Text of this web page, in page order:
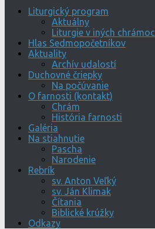
Liturgický program
Aktuálny
Liturgie v iných
Hlas Sedmopočetníkov
Aktuality
Archív udalostí
Duchovné čriepky
Na počúvanie
O farnosti (kontakt)
Chrám
História farnosti
Galéria
Na stiahnutie
Pascha
Narodenie
Rebrík
sv. Anton Veľký
sv. Ján Klimak
Čítania
Biblické krúžky
Odkazy